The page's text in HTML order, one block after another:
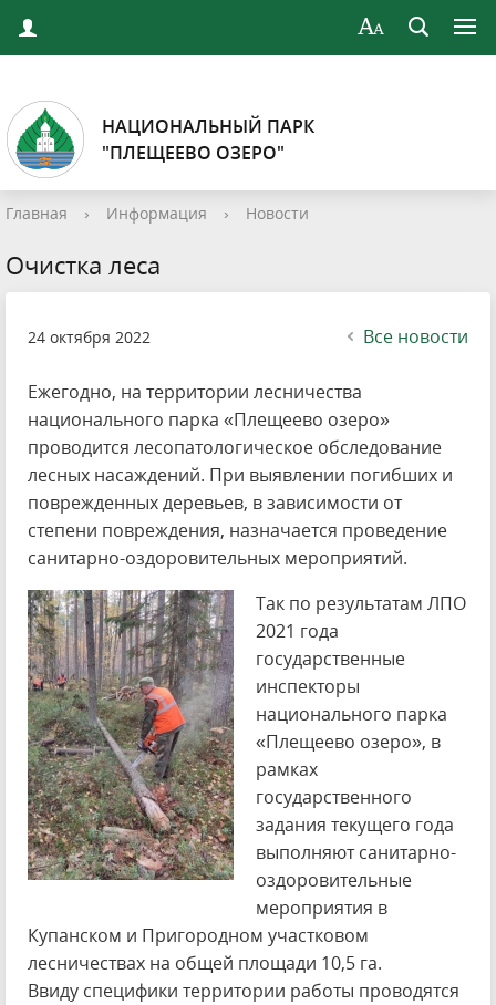
НАЦИОНАЛЬНЫЙ ПАРК
"ПЛЕЩЕЕВО ОЗЕРО"
Главная › Информация › Новости
Очистка леса
24 октября 2022 Все новости
Ежегодно, на территории лесничества
национального парка «Плещеево озеро»
проводится лесопатологическое обследование
лесных насаждений. При выявлении погибших и
поврежденных деревьев, в зависимости от
степени повреждения, назначается проведение
санитарно-оздоровительных мероприятий.
Так по результатам ЛПО
2021 года
государственные
инспекторы
национального парка
«Плещеево озеро», в
рамках
государственного
задания текущего года
выполняют санитарно-
оздоровительные
мероприятия в
Купанском и Пригородном участковом
лесничествах на общей площади 10,5 га.
Ввиду специфики территории работы проводятся